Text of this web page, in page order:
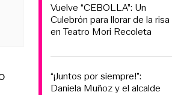
Vuelve “CEBOLLA”: Un
Culebrón para llorar de la risa
en Teatro Mori Recoleta
“¡Juntos por siempre!”:
Daniela Muñoz y el alcalde